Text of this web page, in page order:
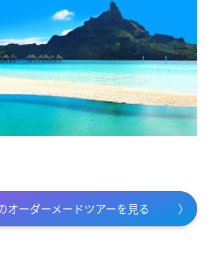
オーダーメードツアーを見る